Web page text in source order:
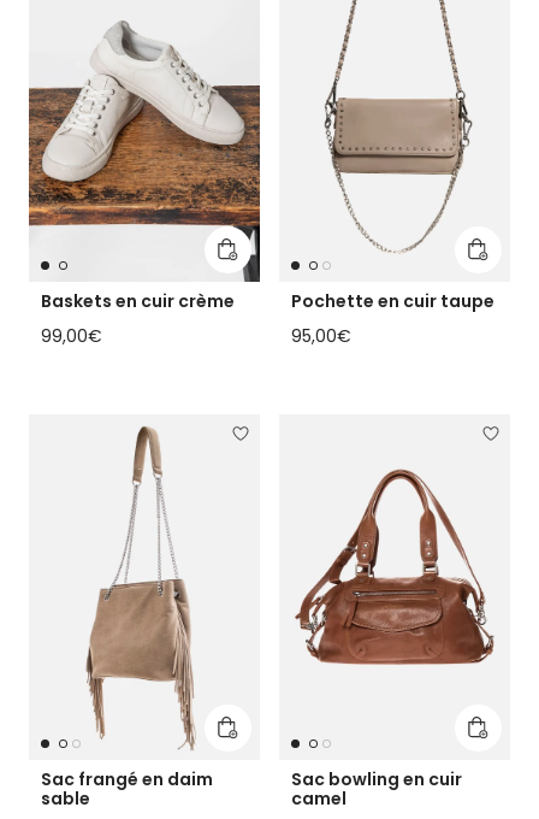
Ajouter au panier
Baskets en cuir crème
Prix habituel
99,00€
Ajouter
Pochette en cuir taupe
Prix habituel
95,00€
Ajouter au panier
Sac frangé en daim
sable
Ajouter
Sac bowling en cuir
camel